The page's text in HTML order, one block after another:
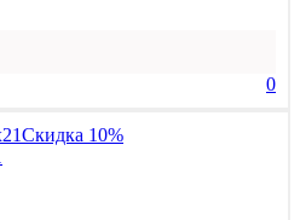
0
Скидка 10%